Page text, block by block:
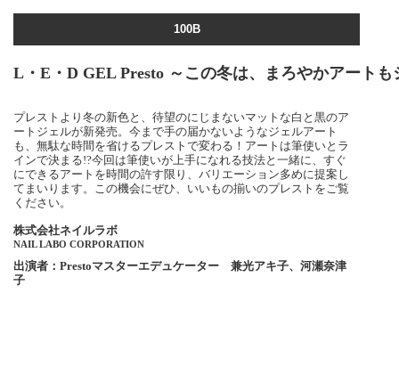
100B
L・E・D GEL Presto ～この冬は、まろやかアート
プレストより冬の新色と、待望のにじまないマットな白と黒のア
ートジェルが新発売。今まで手の届かないようなジェルアート
も、無駄な時間を省けるプレストで変わる！アートは筆使いとラ
インで決まる!?今回は筆使いが上手になれる技法と一緒に、すぐ
にできるアートを時間の許す限り、バリエーション多めに提案し
てまいります。この機会にぜひ、いいもの揃いのプレストをご覧
ください。
株式会社ネイルラボ
NAIL LABO CORPORATION
出演者：Prestoマスターエデュケーター 兼光アキ子、河瀬奈津
子